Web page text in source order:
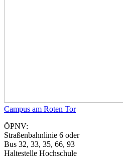
Campus am Roten Tor
ÖPNV:
Straßenbahnlinie 6 oder
Bus 32, 33, 35, 66, 93
Haltestelle Hochschule